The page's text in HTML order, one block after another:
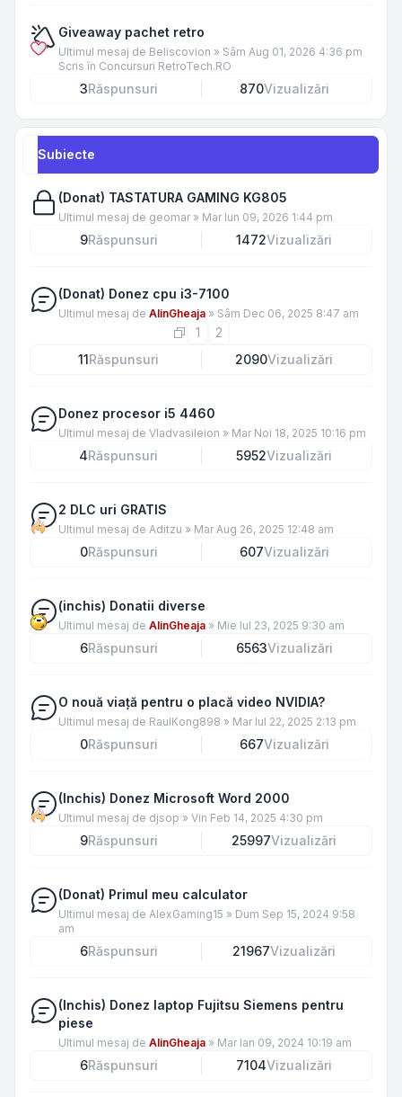
Giveaway pachet retro
Ultimul mesaj de Beliscovion » Sâm Aug 01, 2026 4:36 pm
Scris în Concursuri RetroTech.RO
3Răspunsuri 870Vizualizări
Subiecte
(Donat) TASTATURA GAMING KG805
Ultimul mesaj de geomar » Mar Iun 09, 2026 1:44 pm
9Răspunsuri 1472Vizualizări
(Donat) Donez cpu i3-7100
Ultimul mesaj de AlinGheaja » Sâm Dec 06, 2025 8:47 am
1
2
11Răspunsuri 2090Vizualizări
Donez procesor i5 4460
Ultimul mesaj de Vladvasileion » Mar Noi 18, 2025 10:16 pm
4Răspunsuri 5952Vizualizări
2 DLC uri GRATIS
Ultimul mesaj de Aditzu » Mar Aug 26, 2025 12:48 am
0Răspunsuri 607Vizualizări
(inchis) Donatii diverse
Ultimul mesaj de AlinGheaja » Mie Iul 23, 2025 9:30 am
6Răspunsuri 6563Vizualizări
O nouă viață pentru o placă video NVIDIA?
Ultimul mesaj de RaulKong898 » Mar Iul 22, 2025 2:13 pm
0Răspunsuri 667Vizualizări
(Inchis) Donez Microsoft Word 2000
Ultimul mesaj de djsop » Vin Feb 14, 2025 4:30 pm
9Răspunsuri 25997Vizualizări
(Donat) Primul meu calculator
Ultimul mesaj de AlexGaming15 » Dum Sep 15, 2024 9:58
am
6Răspunsuri 21967Vizualizări
(Inchis) Donez laptop Fujitsu Siemens pentru
piese
Ultimul mesaj de AlinGheaja » Mar Ian 09, 2024 10:19 am
6Răspunsuri 7104Vizualizări